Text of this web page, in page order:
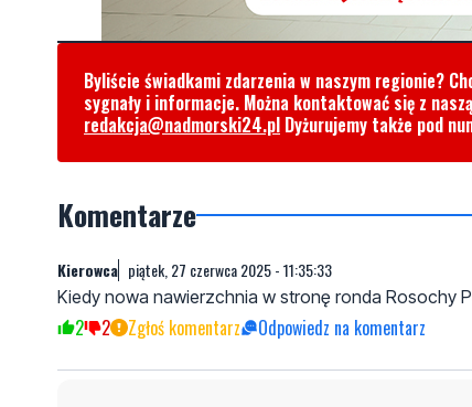
Byliście świadkami zdarzenia w naszym regionie?
sygnały i informacje. Można kontaktować się z
redakcja@nadmorski24.pl Dyżurujemy także pod
Komentarze
Kierowca piątek, 27 czerwca 2025 - 11:35:33
Kiedy nowa nawierzchnia w stronę ronda Rosochy
2 2 Zgłoś komentarz Odpowiedz na komentarz